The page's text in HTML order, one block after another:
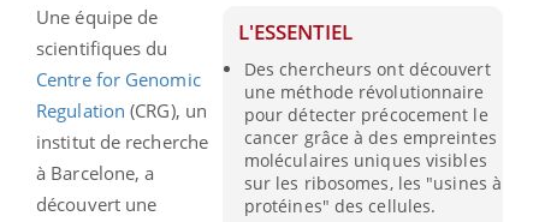
L'ESSENTIEL
Des chercheurs ont découvert
une méthode révolutionnaire
pour détecter précocement le
cancer grâce à des empreintes
moléculaires uniques visibles
sur les ribosomes, les "usines à
protéines" des cellules.
Une équipe de
scientifiques du
Centre for Genomic
Regulation (CRG), un
institut de recherche
à Barcelone, a
découvert une